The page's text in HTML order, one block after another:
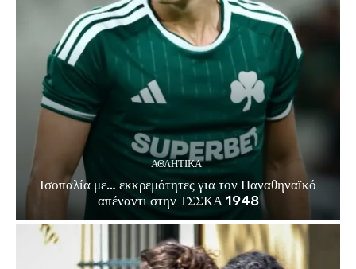
ΑΘΛΗΤΙΚΑ
Ισοπαλία με… εκκρεμότητες για τον Παναθηναϊκό
απέναντι στην ΤΣΣΚΑ 1948